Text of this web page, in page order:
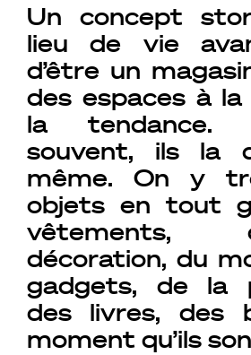
Un concept
lieu de vie
d’être un
des espaces à
la tendance.
souvent, ils la
même. On y
objets en tout
décoration, du
gadgets, de la
des livres, des
moment qu’ils